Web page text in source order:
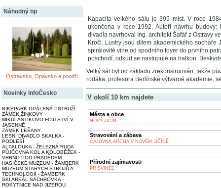
Náhodný tip
Ostravsko, Opavsko a poodří
Novinky InfoČesko
BIKEPARK OPÁLENÁ PSTRUŽÍ
ZÁMEK ŽINKOVY
MIKULÁŠTÍKOVO FOJTSTVÍ V
JASENNÉ
ZÁMEK LEŠANY
LESNÍ DIVADLO SKALKA -
PODLESÍ
ALPALOUKA - ŽELEZNÁ RUDA
PŮJČOVNA KOL A KOLOBĚŽEK -
VRBNO POD PRADĚDEM
HASIČSKÉ MUZEUM - ŽAMBERK
MUZEUM STARÝCH STROJŮ A
TECHNOLOGIÍ - ŽAMBERK
SKI AREÁL SACHROVKA -
ROKYTNICE NAD JIZEROU
Kapacita velkého sálu je 395 míst. V roce
ukončena v roce 1992. Autoři návrhu budovy:
divadla navrhoval Ing. architekt Šafář z Ostravy
Kroči. Lustry jsou dílem akademického
spirálovitě vine od spodního foyer do prvního
poschodí, odkud se nastupuje na balkon.
Velký sál byl od základu zrekonstruován, takže
rodáka, profesora Berlínské výtvarné akademie,
V okolí 10 km najdete
Města a obce
NOVÝ JIČÍN
Stravování a zábava
ČAJOVNA ARCHA V NOVÉM JIČÍNĚ
Přírodní zajímavosti
PR SVINEC